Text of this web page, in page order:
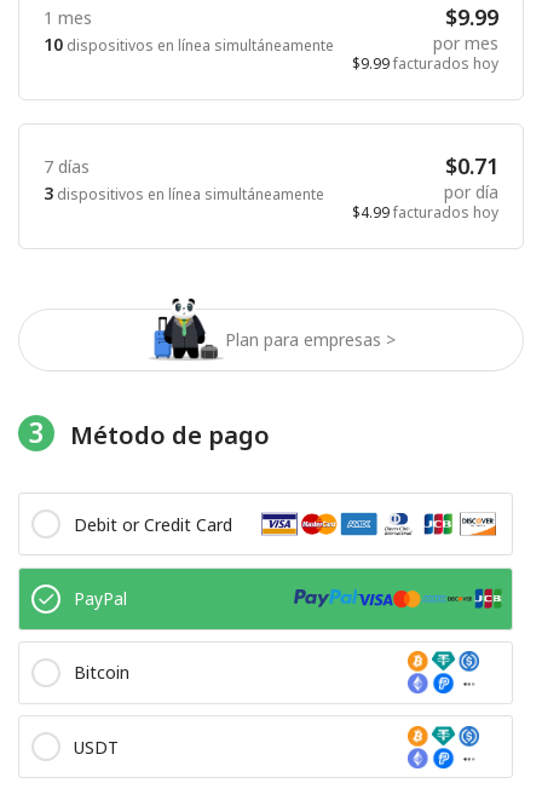
Plan para empresas >
1 mes
10 dispositivos en línea simultáneamente
$9.99
por mes
$9.99facturados hoy
7 días
3 dispositivos en línea simultáneamente
$0.71
por día
$4.99facturados hoy
3 Método de pago
Debit or Credit Card
PayPal
Bitcoin
USDT